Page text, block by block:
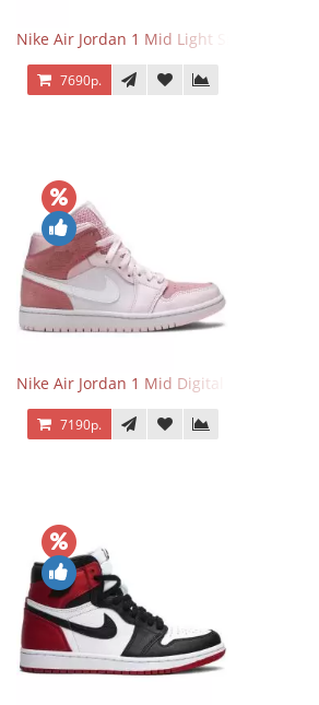
Nike Air Jordan 1 Mid Light Smoke Grey
7690р.
Nike Air Jordan 1 Mid Digital Pink
7190р.